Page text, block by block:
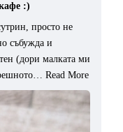
:)
просто не
събужда и
(дори малката ми
Read More